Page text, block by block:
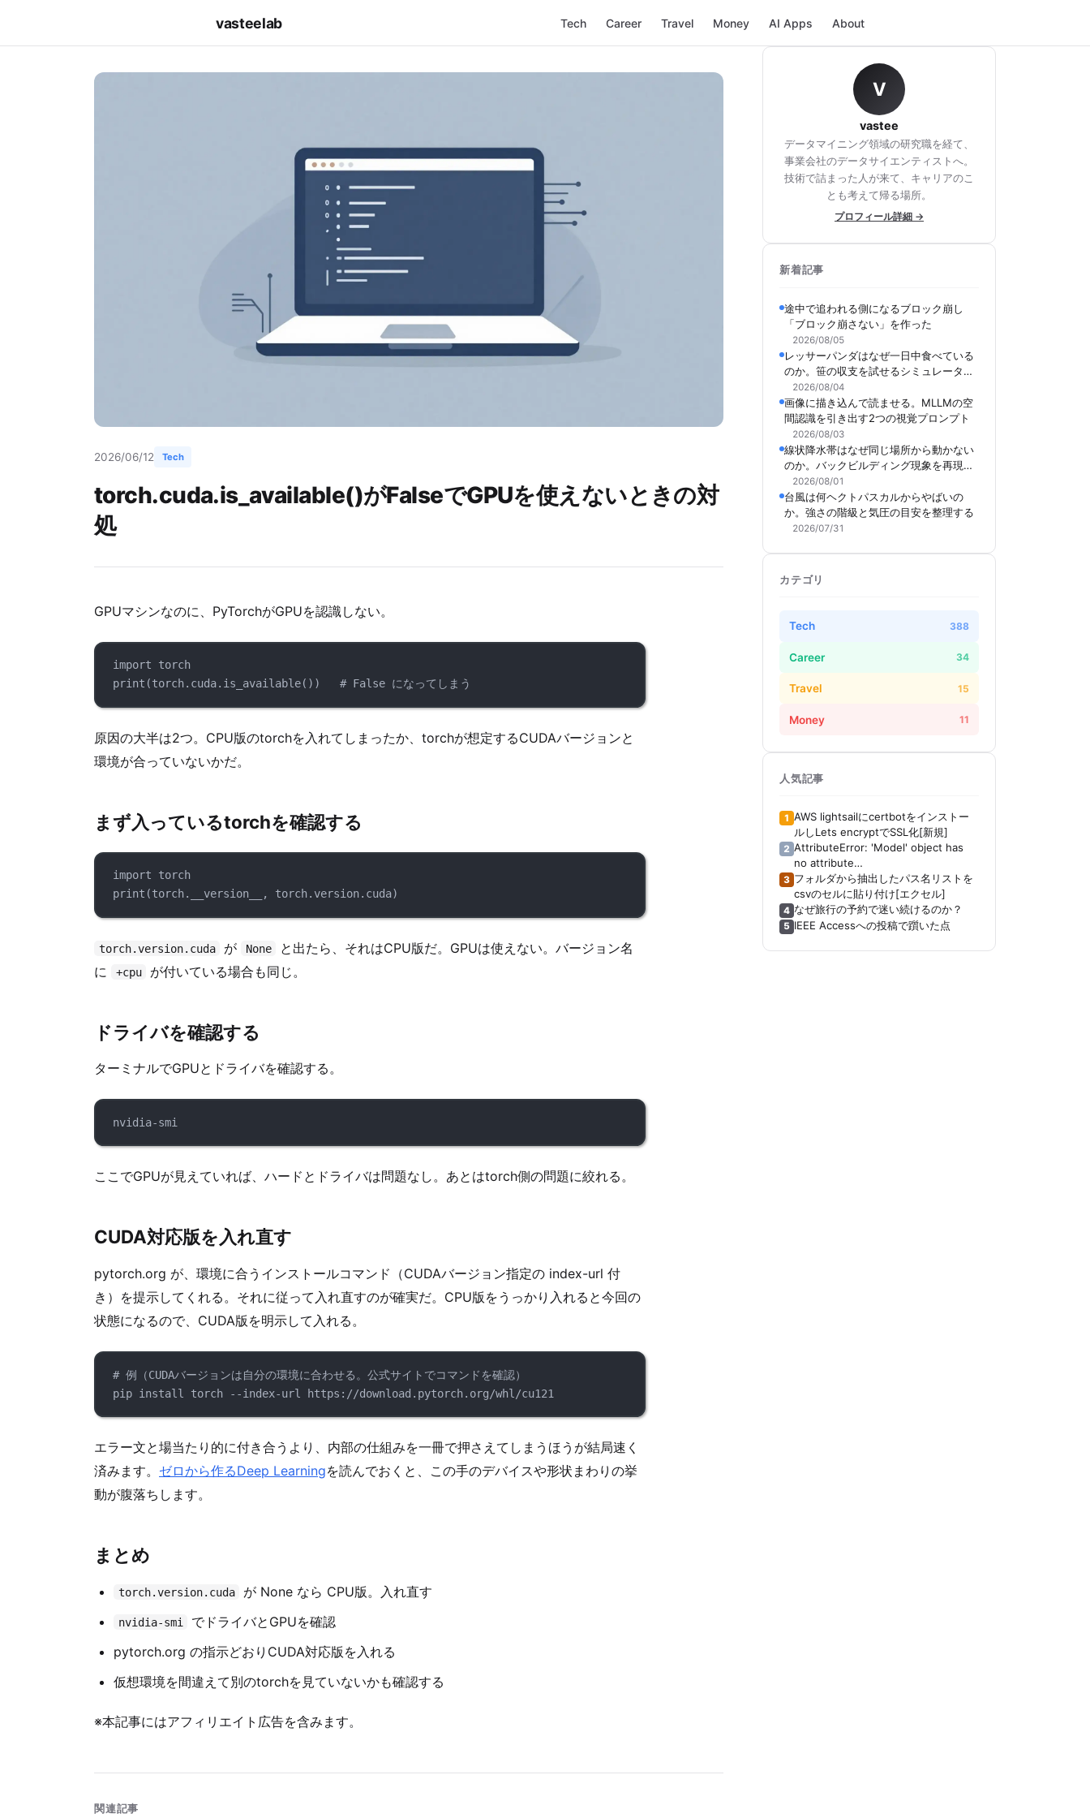
vasteelab Tech Career Travel Money AI Apps About
2026/06/12 Tech
torch.cuda.is_available()がFalseでGPUを使えないときの対
処
GPUマシンなのに、PyTorchがGPUを認識しない。
import torch
print (torch.cuda. is_available()) # False になってしまう
原因の大半は2つ。CPU版のtorchを入れてしまったか、torchが想定するCUDAバージョンと
環境が合っていないかだ。
まず入っているtorchを確認する
import torch
print (torch. __version__ , torch.version.cuda)
torch.version.cuda が None
と出たら、それはCPU版だ。GPUは使えない。バージョン名
に
+cpu が付いている場合も同じ。
ドライバを確認する
ターミナルでGPUとドライバを確認する。
nvidia-smi
ここでGPUが見えていれば、ハードとドライバは問題なし。あとはtorch側の問題に絞れる。
CUDA対応版を入れ直す
pytorch.org が、環境に合うインストールコマンド（CUDAバージョン指定の index-url 付
き）を提示してくれる。それに従って入れ直すのが確実だ。CPU版をうっかり入れると今回の
状態になるので、CUDA版を明示して入れる。
# 例（CUDAバージョンは自分の環境に合わせる。公式サイトでコマンドを確認）
pip install torch --index-url https://download.pytorch.org/whl/cu121
エラー文と場当たり的に付き合うより、内部の仕組みを一冊で押さえてしまうほうが結局速く
済みます。 ゼロから作るDeep Learningを読んでおくと、この手のデバイスや形状まわりの挙
動が腹落ちします。
まとめ
torch.version.cuda が None なら CPU版。入れ直す
nvidia-smi
でドライバとGPUを確認
pytorch.org の指示どおりCUDA対応版を入れる
仮想環境を間違えて別のtorchを見ていないかも確認する
※本記事にはアフィリエイト広告を含みます。
関連記事
V
vastee
データマイニング領域の研究職を経て、
事業会社のデータサイエンティストへ。
技術で詰まった人が来て、キャリアのこ
とも考えて帰る場所。
プロフィール詳細 →
新着記事
途中で追われる側になるブロック崩し
「ブロック崩さない」を作った
2026/08/05
レッサーパンダはなぜ一日中食べている
のか。笹の収支を試せるシミュレーター
を作った
2026/08/04
画像に描き込んで読ませる。MLLMの空
間認識を引き出す2つの視覚プロンプト
2026/08/03
線状降水帯はなぜ同じ場所から動かない
のか。バックビルディング現象を再現で
きるシミュレーターを作った
2026/08/01
台風は何ヘクトパスカルからやばいの
か。強さの階級と気圧の目安を整理する
2026/07/31
カテゴリ
Tech 388
Career 34
Travel 15
Money 11
人気記事
1 AWS lightsailにcertbotをインストー
ルしLets encryptでSSL化[新規]
2 AttributeError: 'Model' object has
no attribute
'_get_distribution_strategy'[Keras]
[Tensorboard]
3 フォルダから抽出したパス名リストを
csvのセルに貼り付け[エクセル]
4 なぜ旅行の予約で迷い続けるのか？
5 IEEE Accessへの投稿で躓いた点